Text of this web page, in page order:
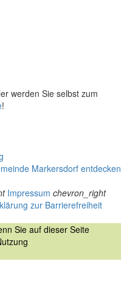
werden Sie selbst zum
!
Impressum chevron_right
zur Barrierefreiheit
Sie auf dieser Seite